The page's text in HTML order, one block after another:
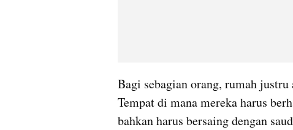
Bagi sebagian orang, rumah
Tempat di mana mereka harus
bahkan harus bersaing dengan